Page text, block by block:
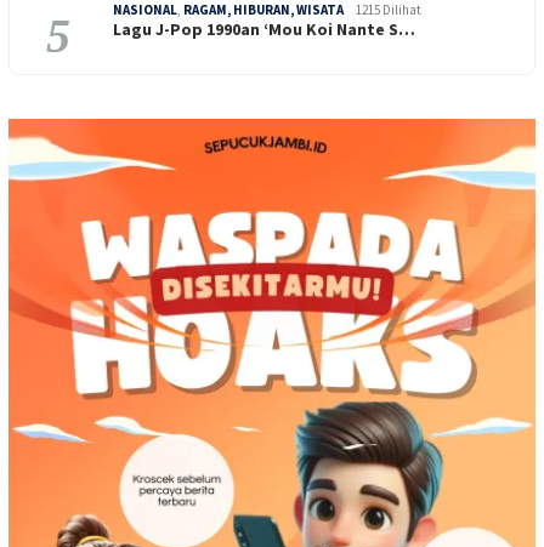
5 NASIONAL, RAGAM, HIBURAN, WISATA 1215 Dilihat
Lagu J-Pop 1990an ‘Mou Koi Nante S…